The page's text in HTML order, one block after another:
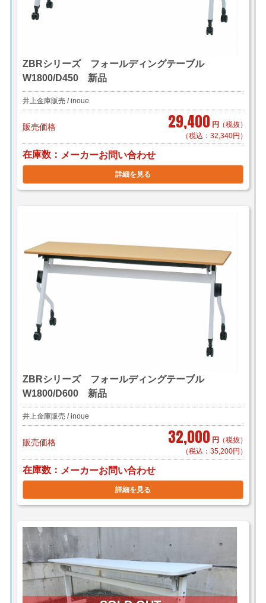
ZBRシリーズ フォールディングテーブル
W1800/D450 新品
井上金庫販売 / inoue
販売価格 29,400 円 （税抜）
（税込：32,340円）
在庫数 メーカーお問い合わせ
詳細を見る
ZBRシリーズ フォールディングテーブル
W1800/D600 新品
井上金庫販売 / inoue
販売価格 32,000 円 （税抜）
（税込：35,200円）
在庫数 メーカーお問い合わせ
詳細を見る